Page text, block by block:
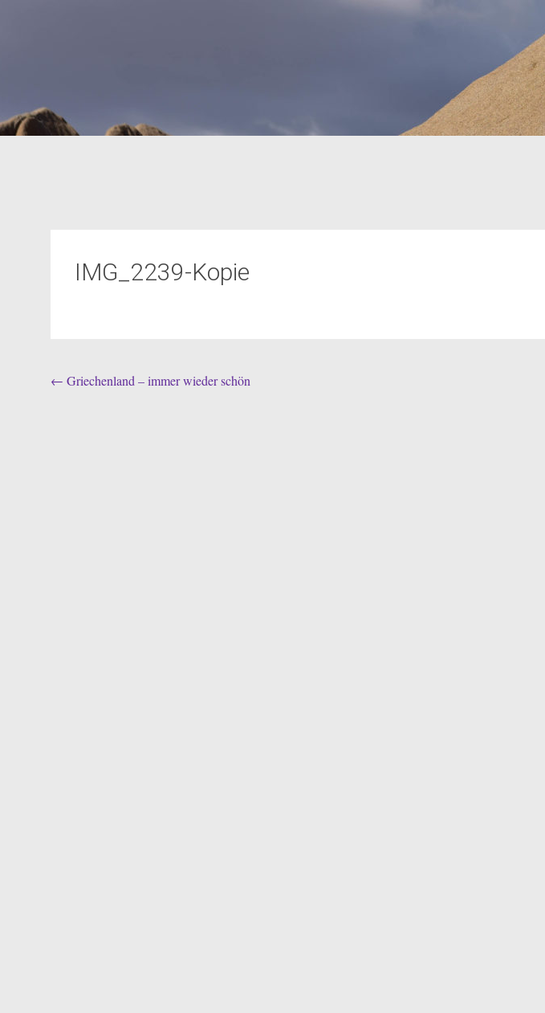
IMG_2239-Kopie
Post
← Griechenland – immer wieder schön